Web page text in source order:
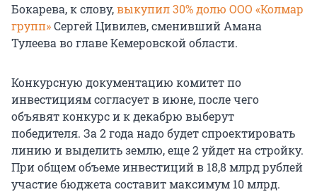
Бокарева, к слову,выкупил 30% долю ООО «Колмар
групп»Сергей Цивилев, сменивший Амана
Тулеева во главе Кемеровской области.
Конкурсную документацию комитет по
инвестициям согласует в июне, после чего
объявят конкурс и к декабрю выберут
победителя. За 2 года надо будет спроектировать
линию и выделить землю, еще 2 уйдет на стройку.
При общем объеме инвестиций в 18,8 млрд рублей
участие бюджета составит максимум 10 млрд.